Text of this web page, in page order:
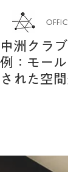
中洲クラ
例：モー
された空